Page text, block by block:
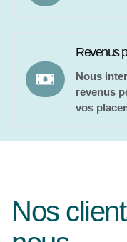
Revenus
Nous
revenus
vos
Nos